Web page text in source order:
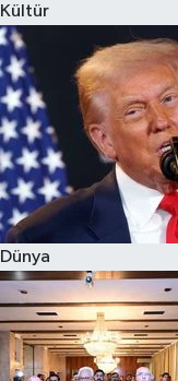
Kültür
Dünya
Kim kimdir?
Kültür Sanat
Sağlık
Siyaset
Teknoloji
Televizyon